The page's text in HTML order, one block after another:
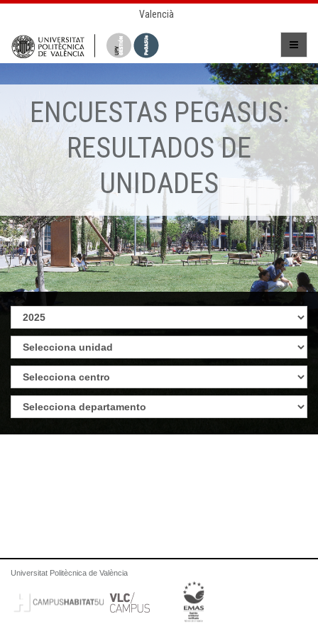
Valencià
ENCUESTAS PEGASUS:
RESULTADOS DE
UNIDADES
Universitat Politècnica de València